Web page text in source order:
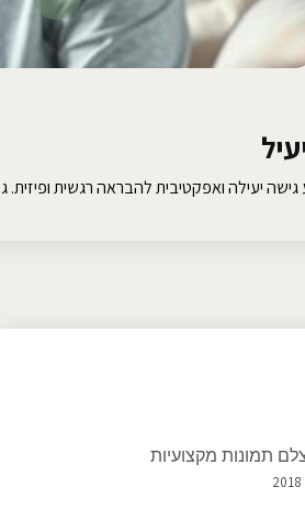
יעילה ואפקטיבית להבראה רגשית ופיזית.
תמונות מקצועיות